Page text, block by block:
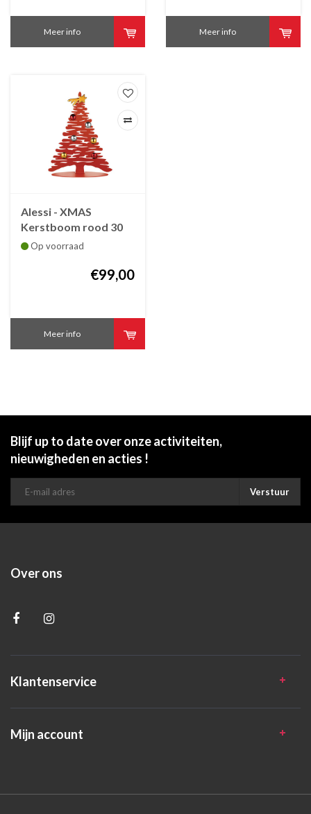
Meer info Meer info
Alessi - XMAS
Kerstboom rood 30
cmOp voorraad
€99,00
Meer info
Blijf up to date over onze activiteiten,
nieuwigheden en acties !
Verstuur
Over ons
Klantenservice
Mijn account